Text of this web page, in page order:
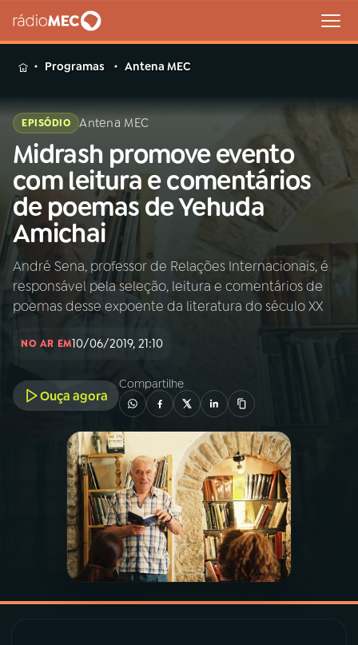
MENU
Buscar
na
Rádio
MEC
Buscar
Início
01INÍCIO
02A RÁDIO
03PROGRAMAÇÃO
PROGRAMAS
PODCASTS
VIDEOCASTS
07ÚLTIMAS
Programas Antena MEC
EPISÓDIO Antena MEC
Midrash promove evento
com leitura e comentários
de poemas de Yehuda
Amichai
André Sena, professor de Relações Internacionais, é
responsável pela seleção, leitura e comentários de
poemas desse expoente da literatura do século XX
NO AR EM10/06/2019, 21:10
Ouça agora
Compartilhe